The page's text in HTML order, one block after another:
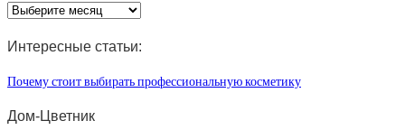
Архив
статей
Интересные статьи:
Почему стоит выбирать профессиональную косметику
Дом-Цветник